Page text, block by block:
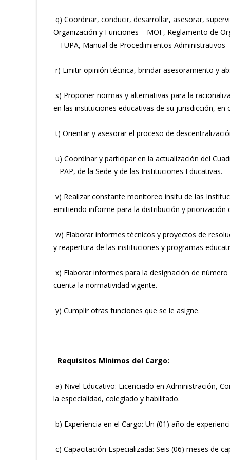
q) Coordinar, conducir, desarrollar, asesorar,
Organización y Funciones – MOF, Reglamento de
– TUPA, Manual de Procedimientos Administrativos
r) Emitir opinión técnica, brindar asesoramiento y
s) Proponer normas y alternativas para la
en las instituciones educativas de su jurisdicción,
t) Orientar y asesorar el proceso de
u) Coordinar y participar en la actualización del
– PAP, de la Sede y de las Instituciones Educativas.
v) Realizar constante monitoreo insitu de las
emitiendo informe para la distribución y priorización
w) Elaborar informes técnicos y proyectos de
y reapertura de las instituciones y programas
x) Elaborar informes para la designación de
cuenta la normatividad vigente.
y) Cumplir otras funciones que se le asigne.
Requisitos Mínimos del Cargo:
a) Nivel Educativo: Licenciado en Administración,
la especialidad, colegiado y habilitado.
b) Experiencia en el Cargo: Un (01) año de
c) Capacitación Especializada: Seis (06) meses de